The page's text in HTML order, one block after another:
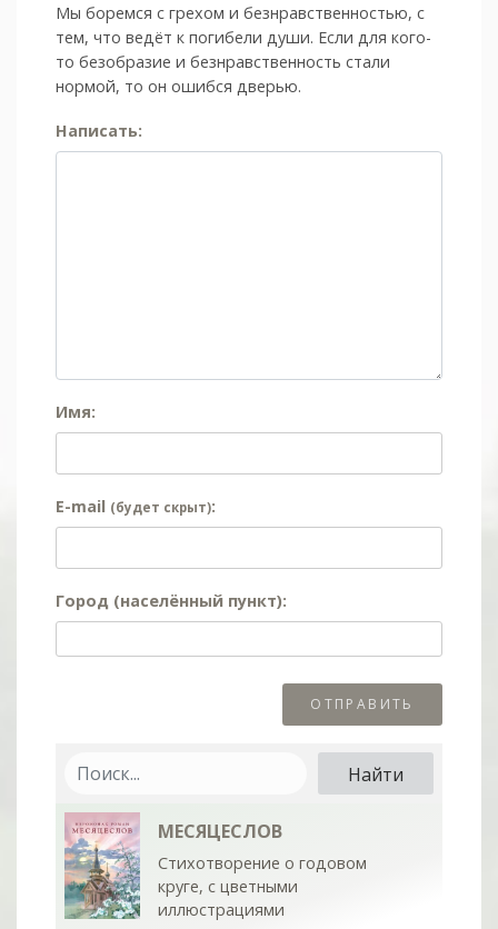
Мы боремся с грехом и без­нрав­ствен­ностью, с
тем, что ведёт к погибели души. Если для кого-
то безобразие и безнравственность стали
нормой, то он ошибся дверью.
Написать:
Имя:
E-mail (будет скрыт):
Город (населённый пункт):
МЕСЯЦЕСЛОВ
Стихотворение о годовом
круге, с цветными
иллюстрациями